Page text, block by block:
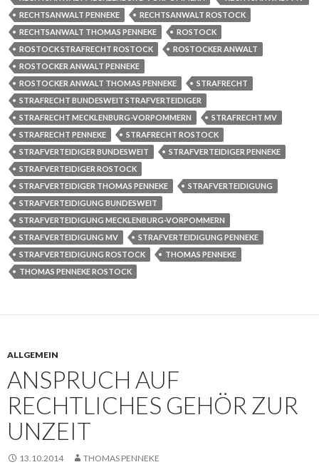
RECHTSANWALT PENNEKE
RECHTSANWALT ROSTOCK
RECHTSANWALT THOMAS PENNEKE
ROSTOCK
ROSTOCK STRAFRECHT ROSTOCK
ROSTOCKER ANWALT
ROSTOCKER ANWALT PENNEKE
ROSTOCKER ANWALT THOMAS PENNEKE
STRAFRECHT
STRAFRECHT BUNDESWEIT STRAFVERTEIDIGER
STRAFRECHT MECKLENBURG-VORPOMMERN
STRAFRECHT MV
STRAFRECHT PENNEKE
STRAFRECHT ROSTOCK
STRAFVERTEIDIGER BUNDESWEIT
STRAFVERTEIDIGER PENNEKE
STRAFVERTEIDIGER ROSTOCK
STRAFVERTEIDIGER THOMAS PENNEKE
STRAFVERTEIDIGUNG
STRAFVERTEIDIGUNG BUNDESWEIT
STRAFVERTEIDIGUNG MECKLENBURG-VORPOMMERN
STRAFVERTEIDIGUNG MV
STRAFVERTEIDIGUNG PENNEKE
STRAFVERTEIDIGUNG ROSTOCK
THOMAS PENNEKE
THOMAS PENNEKE ROSTOCK
ALLGEMEIN
ANSPRUCH AUF
RECHTLICHES GEHÖR ZUR
UNZEIT
13.10.2014 THOMAS PENNEKE